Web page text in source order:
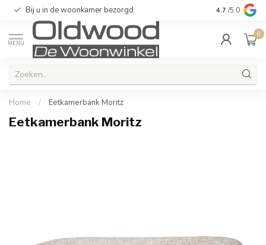
Bij u in de woonkamer bezorgd Kwaliteit &
4.7 /5.0
MENU
0
Home / Eetkamerbank Moritz
Eetkamerbank Moritz